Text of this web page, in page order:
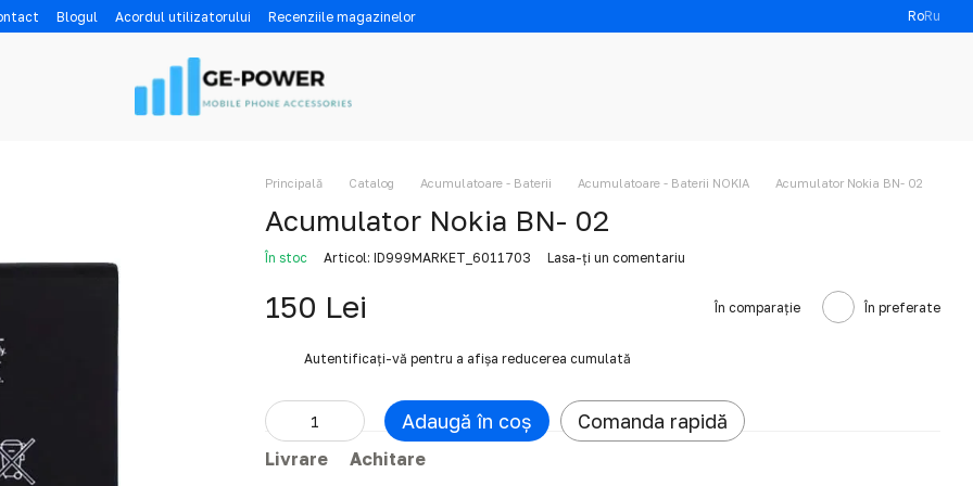
Blogul Acordul utilizatorului Recenziile magazinelor RoRu
Principală Catalog Acumulatoare - Baterii Acumulatoare - Baterii NOKIA Acumulator Nokia BN- 02
Acumulator Nokia BN- 02
În stoc Articol: ID999MARKET_6011703 Lasa-ți un comentariu
150 Lei În comparație În preferate
Autentificați-vă pentru a afișa reducerea cumulată
Adaugă în coș Comanda rapidă
Livrare Achitare